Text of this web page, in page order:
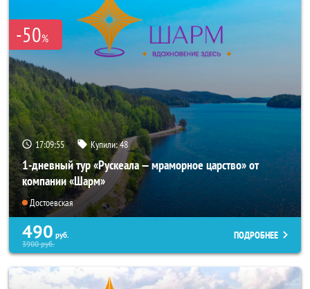
-50%
17:09:53 Купили:48
1-дневный тур «Рускеала — мраморное царство» от
компании «Шарм»
Достоевская
490 руб.
3900руб.
ПОДРОБНЕЕ